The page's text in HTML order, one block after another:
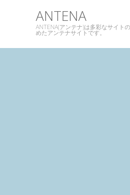
ANTENA
ANTENA(アンテナ)は多彩なサイト
めたアンテナサイトです。